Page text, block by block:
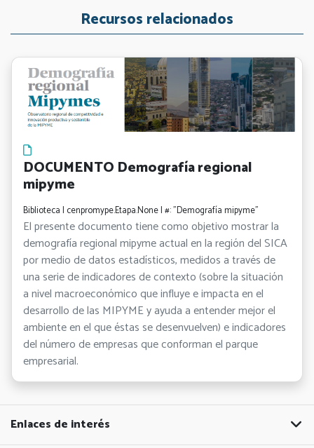
Recursos relacionados
DOCUMENTO Demografía regional
mipyme
Biblioteca | cenpromype.Etapa.None | #: "Demografía mipyme"
El presente documento tiene como objetivo mostrar la
demografía regional mipyme actual en la región del SICA
por medio de datos estadísticos, medidos a través de
una serie de indicadores de contexto (sobre la situación
a nivel macroeconómico que influye e impacta en el
desarrollo de las MIPYME y ayuda a entender mejor el
ambiente en el que éstas se desenvuelven) e indicadores
del número de empresas que conforman el parque
empresarial.
Enlaces de interés